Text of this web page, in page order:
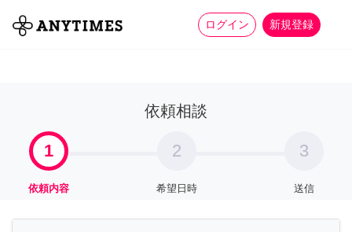
ログイン 新規登録
全て 家事 more_horiz
依頼相談
1
依頼内容
2
希望日時
3
送信